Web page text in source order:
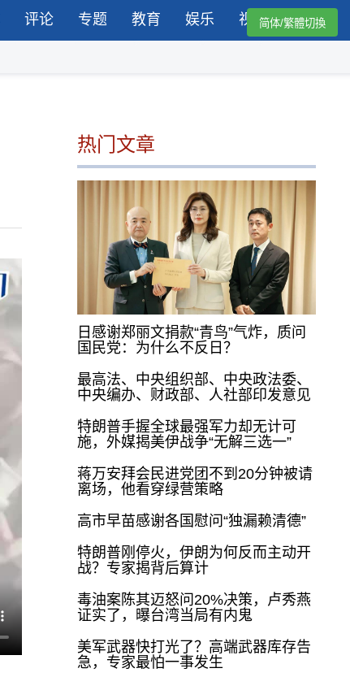
评论 专题 教育 娱乐 视频简体/繁體切換
热门文章
日感谢郑丽文捐款“青鸟”气炸，质问
国民党：为什么不反日？
最高法、中央组织部、中央政法委、
中央编办、财政部、人社部印发意见
特朗普手握全球最强军力却无计可
施，外媒揭美伊战争“无解三选一”
蒋万安拜会民进党团不到20分钟被请
离场，他看穿绿营策略
高市早苗感谢各国慰问“独漏赖清德”
特朗普刚停火，伊朗为何反而主动开
战？专家揭背后算计
毒油案陈其迈怒问20%决策，卢秀燕
证实了，曝台湾当局有内鬼
美军武器快打光了？高端武器库存告
急，专家最怕一事发生